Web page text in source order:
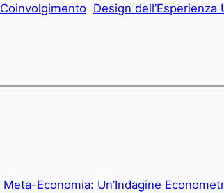
Coinvolgimento Design dell’Esperienza
Meta-Economia: Un’Indagine